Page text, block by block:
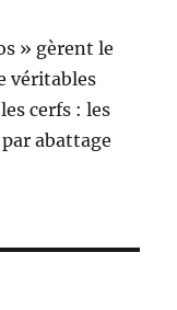
» gèrent le
véritables
cerfs : les
abattage